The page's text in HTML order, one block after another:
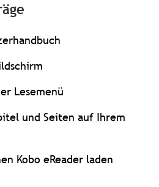
Lesemenü
und Seiten auf Ihrem
Kobo eReader laden